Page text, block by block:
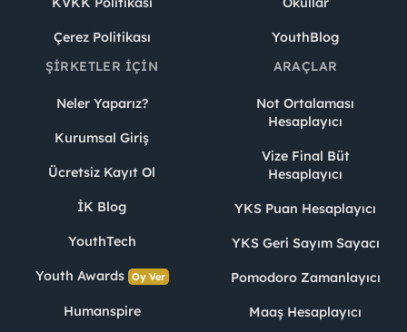
Çerez Politikası
YouthBlog
ŞIRKETLER İÇIN
Neler Yaparız?
Kurumsal Giriş
Ücretsiz Kayıt Ol
İK Blog
YouthTech
Youth Awards Oy Ver
Humanspire
ARAÇLAR
Not Ortalaması
Hesaplayıcı
Vize Final Büt
Hesaplayıcı
YKS Puan Hesaplayıcı
YKS Geri Sayım Sayacı
Pomodoro Zamanlayıcı
Maaş Hesaplayıcı